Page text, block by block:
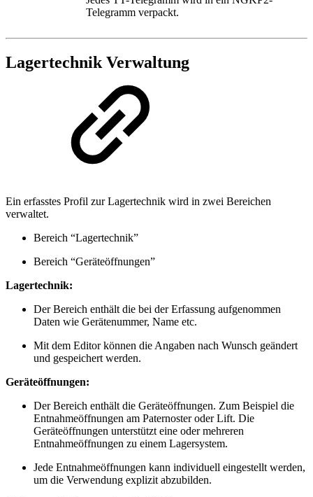
Telegramm verpackt.
Lagertechnik Verwaltung
Ein erfasstes Profil zur Lagertechnik wird in zwei Bereichen
verwaltet.
Bereich “Lagertechnik”
Bereich “Geräteöffnungen”
Lagertechnik:
Der Bereich enthält die bei der Erfassung aufgenommen
Daten wie Gerätenummer, Name etc.
Mit dem Editor können die Angaben nach Wunsch geändert
und gespeichert werden.
Geräteöffnungen:
Der Bereich enthält die Geräteöffnungen. Zum Beispiel die
Entnahmeöffnungen am Paternoster oder Lift. Die
Geräteöffnungen unterstützt eine oder mehreren
Entnahmeöffnungen zu einem Lagersystem.
Jede Entnahmeöffnungen kann individuell eingestellt werden,
um die Verwendung explizit abzubilden.